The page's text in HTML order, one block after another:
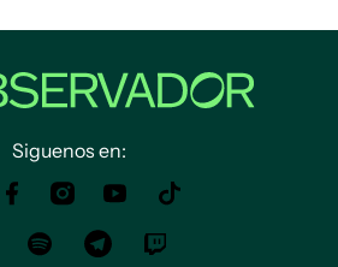
Siguenos en: